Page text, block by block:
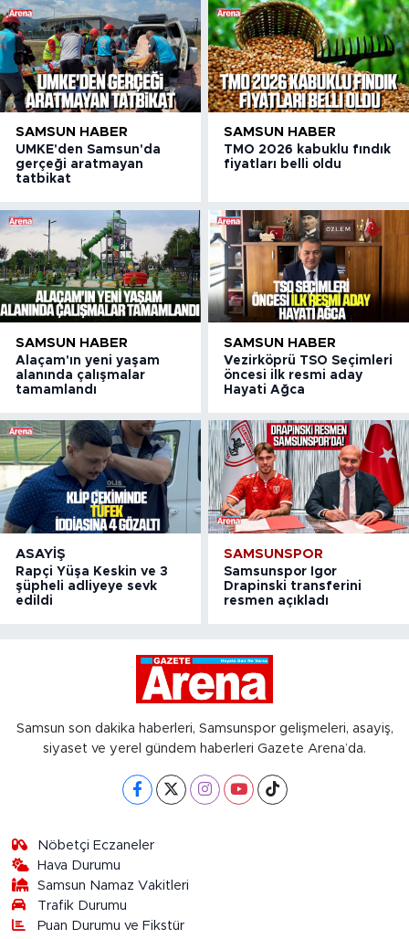
SAMSUN HABER
UMKE'den Samsun'da
gerçeği aratmayan
tatbikat
SAMSUN HABER
TMO 2026 kabuklu fındık
fiyatları belli oldu
SAMSUN HABER
Alaçam'ın yeni yaşam
alanında çalışmalar
tamamlandı
SAMSUN HABER
Vezirköprü TSO Seçimleri
öncesi ilk resmi aday
Hayati Ağca
ASAYIŞ
Rapçi Yüşa Keskin ve 3
şüpheli adliyeye sevk
edildi
SAMSUNSPOR
Samsunspor Igor
Drapinski transferini
resmen açıkladı
Samsun son dakika haberleri, Samsunspor gelişmeleri, asayiş,
siyaset ve yerel gündem haberleri Gazete Arena’da.
Nöbetçi Eczaneler
Hava Durumu
Samsun Namaz Vakitleri
Trafik Durumu
Puan Durumu ve Fikstür